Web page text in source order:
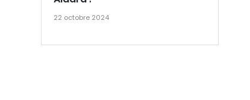
22 octobre 2024